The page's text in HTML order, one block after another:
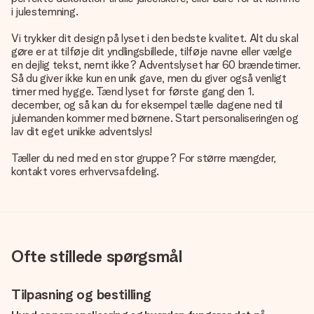
i julestemning.
Vi trykker dit design på lyset i den bedste kvalitet. Alt du skal
gøre er at tilføje dit yndlingsbillede, tilføje navne eller vælge
en dejlig tekst, nemt ikke? Adventslyset har 60 brændetimer.
Så du giver ikke kun en unik gave, men du giver også venligt
timer med hygge. Tænd lyset for første gang den 1.
december, og så kan du for eksempel tælle dagene ned til
julemanden kommer med børnene. Start personaliseringen og
lav dit eget unikke adventslys!
Tæller du ned med en stor gruppe? For større mængder,
kontakt vores erhvervsafdeling.
Ofte stillede spørgsmål
Tilpasning og bestilling